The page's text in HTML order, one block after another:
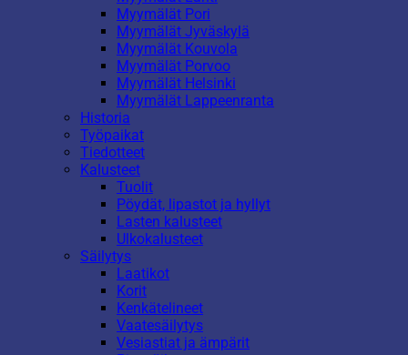
Myymälät Pori
Myymälät Jyväskylä
Myymälät Kouvola
Myymälät Porvoo
Myymälät Helsinki
Myymälät Lappeenranta
Historia
Työpaikat
Tiedotteet
Kalusteet
Tuolit
Pöydät, lipastot ja hyllyt
Lasten kalusteet
Ulkokalusteet
Säilytys
Laatikot
Korit
Kenkätelineet
Vaatesäilytys
Vesiastiat ja ämpärit